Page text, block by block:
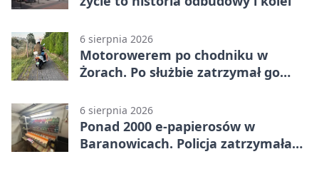
6 sierpnia 2026
Motorowerem po chodniku w
Żorach. Po służbie zatrzymał go
6 sierpnia 2026
Ponad 2000 e-papierosów w
Baranowicach. Policja zatrzymała